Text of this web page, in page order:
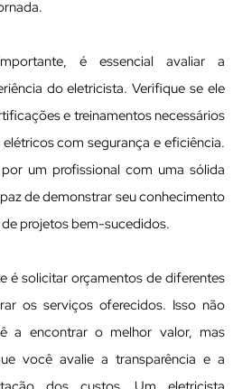
é essencial avaliar a
do eletricista. Verifique se ele
e treinamentos necessários
com segurança e eficiência.
um profissional com uma sólida
de demonstrar seu conhecimento
projetos bem-sucedidos.
é solicitar orçamentos de diferentes
os serviços oferecidos. Isso não
a encontrar o melhor valor, mas
você avalie a transparência e a